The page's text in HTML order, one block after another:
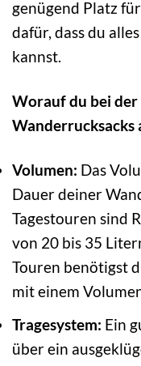
genügend Platz
dafür, dass du
kannst.
Worauf du bei der
Wanderrucksacks
Volumen: Das
Dauer deiner
Tagestouren sind
von 20 bis 35
Touren benötigst
mit einem
Tragesystem: Ein
über ein